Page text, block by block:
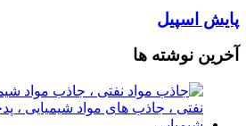
پایش اسپیل
آخرین نوشته ها